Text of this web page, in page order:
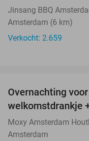
Jinsang BBQ
Amsterdam (6 km)
Verkocht: 2.659
Overnachting
welkomstdrankje
Moxy Amsterdam
Amsterdam